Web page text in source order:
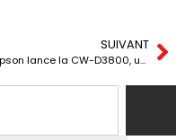
SUIVANT
Epson lance la CW-D3800, une imprimante compacte pour étiquettes couleur